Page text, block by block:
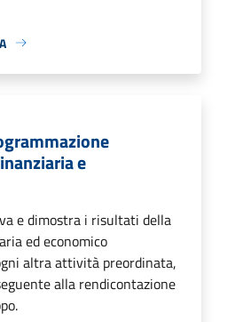
e
e dimostra i risultati della
ed economico
altra attività preordinata,
alla rendicontazione